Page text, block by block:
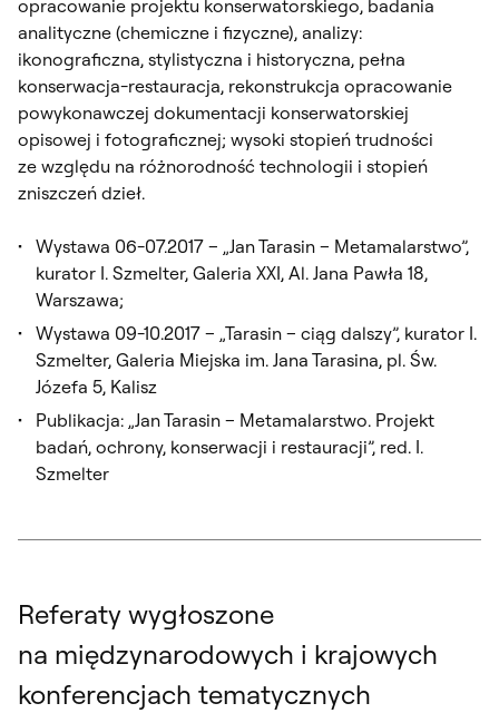
opracowanie projektu konserwatorskiego, badania
analityczne (chemiczne i fizyczne), analizy:
ikonograficzna, stylistyczna i historyczna, pełna
konserwacja-restauracja, rekonstrukcja opracowanie
powykonawczej dokumentacji konserwatorskiej
opisowej i fotograficznej; wysoki stopień trudności
ze względu na różnorodność technologii i stopień
zniszczeń dzieł.
Wystawa 06-07.2017 – „Jan Tarasin – Metamalarstwo”,
kurator I. Szmelter, Galeria XXI, Al. Jana Pawła 18,
Warszawa;
Wystawa 09-10.2017 – „Tarasin – ciąg dalszy”, kurator I.
Szmelter, Galeria Miejska im. Jana Tarasina, pl. Św.
Józefa 5, Kalisz
Publikacja: „Jan Tarasin – Metamalarstwo. Projekt
badań, ochrony, konserwacji i restauracji”, red. I.
Szmelter
Referaty wygłoszone
na międzynarodowych i krajowych
konferencjach tematycznych